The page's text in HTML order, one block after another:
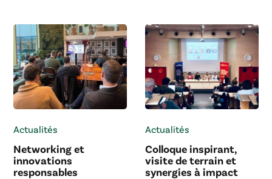
Actualités
Networking et
innovations
responsables
Actualités
Colloque inspirant,
visite de terrain et
synergies à impact